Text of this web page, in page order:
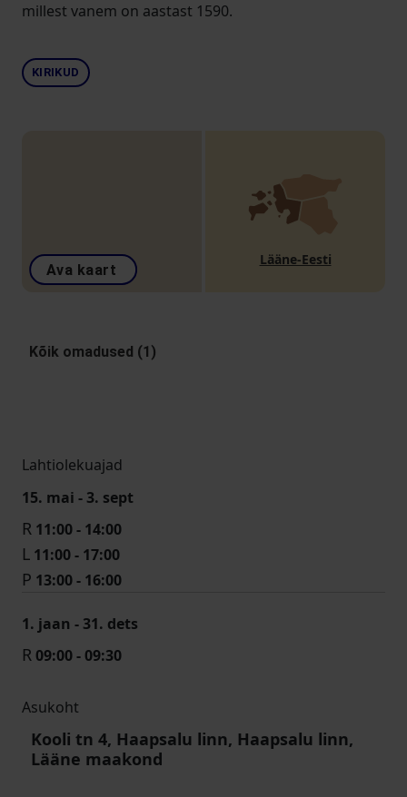
millest vanem on aastast 1590.
KIRIKUD
Ava kaart
Lääne-Eesti
Kõik omadused (1)
Lahtiolekuajad
15. mai - 3. sept
R 11:00 - 14:00
L 11:00 - 17:00
P 13:00 - 16:00
1. jaan - 31. dets
R 09:00 - 09:30
Asukoht
Kooli tn 4, Haapsalu linn, Haapsalu linn,
Lääne maakond